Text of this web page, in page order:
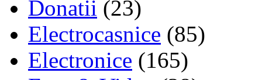
Donatii (23)
Electrocasnice (85)
Electronice (165)